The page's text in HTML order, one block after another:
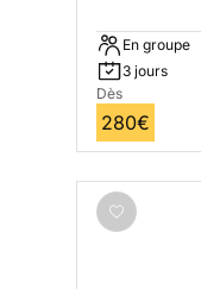
En groupe
3 jours
Dès
280€